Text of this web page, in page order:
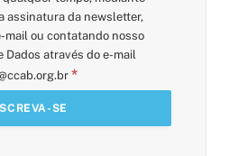
assinatura da newsletter,
mail ou contatando nosso
Dados através do e-mail
*